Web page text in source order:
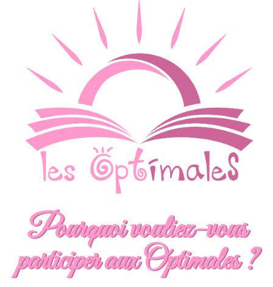
Pourquoi vouliez-vous
participer aux Optimales ?